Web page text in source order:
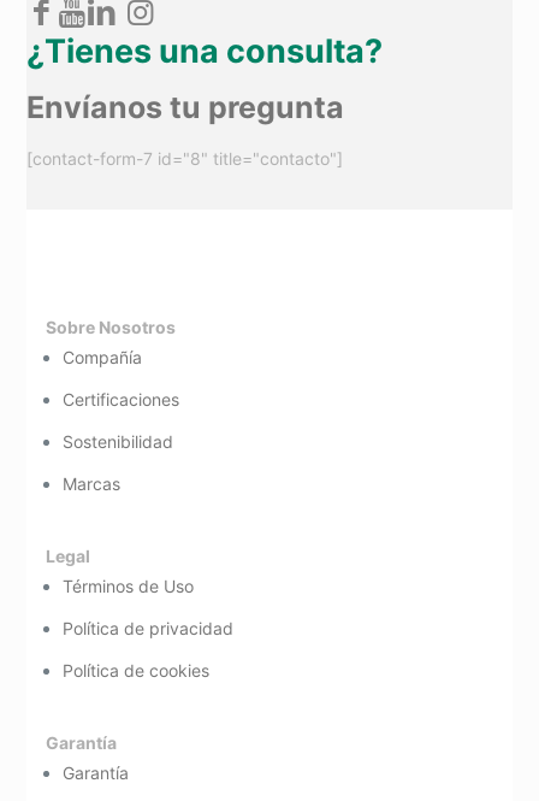
¿Tienes una consulta?
Envíanos tu pregunta
[contact-form-7 id="8" title="contacto"]
Sobre Nosotros
Compañía
Certificaciones
Sostenibilidad
Marcas
Legal
Términos de Uso
Política de privacidad
Política de cookies
Garantía
Garantía